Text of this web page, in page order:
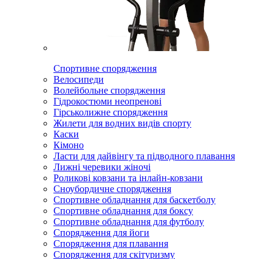
Спортивне спорядження
Велосипеди
Волейбольне спорядження
Гідрокостюми неопренові
Гірськолижне спорядження
Жилети для водних видів спорту
Каски
Кімоно
Ласти для дайвінгу та підводного плавання
Лижні черевики жіночі
Роликові ковзани та інлайн-ковзани
Сноубордичне спорядження
Спортивне обладнання для баскетболу
Спортивне обладнання для боксу
Спортивне обладнання для футболу
Спорядження для йоги
Спорядження для плавання
Спорядження для скітуризму